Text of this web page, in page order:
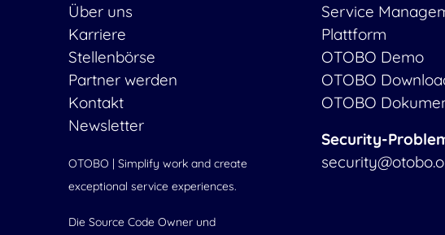
Über uns
Karriere
Stellenbörse
Partner werden
Kontakt
Newsletter
OTOBO | Simplify work and create
exceptional service experiences.
Die Source Code Owner und
Service
Plattform
OTOBO Demo
OTOBO
OTOBO
Security-